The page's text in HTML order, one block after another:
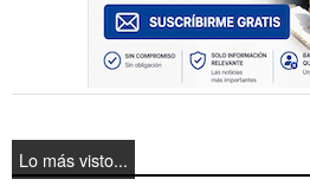
Lo más visto...